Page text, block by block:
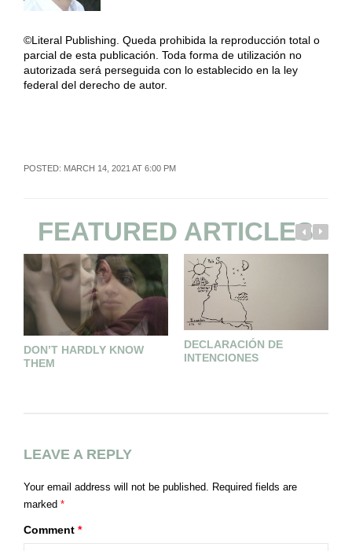
©Literal Publishing. Queda prohibida la reproducción total o
parcial de esta publicación. Toda forma de utilización no
autorizada será perseguida con lo establecido en la ley
federal del derecho de autor.
POSTED: MARCH 14, 2021 AT 6:00 PM
FEATURED ARTICLES
DON’T HARDLY KNOW
THEM
DECLARACIÓN DE
INTENCIONES
LEAVE A REPLY
Your email address will not be published. Required fields are
marked *
Comment *